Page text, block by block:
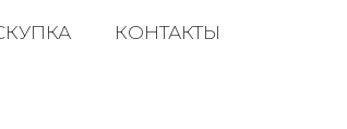
КОНТАКТЫ